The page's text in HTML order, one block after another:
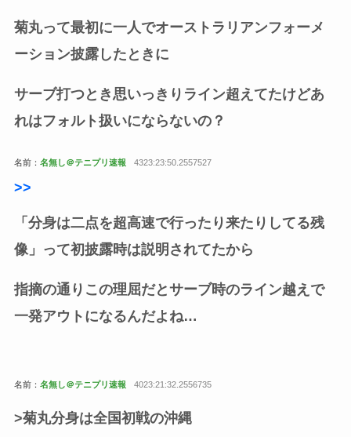
菊丸って最初に一人でオーストラリアンフォーメ
ーション披露したときに
サーブ打つとき思いっきりライン超えてたけどあ
れはフォルト扱いにならないの？
名前： 名無し＠テニプリ速報 4323:23:50.2557527
>>
「分身は二点を超高速で行ったり来たりしてる残
像」って初披露時は説明されてたから
指摘の通りこの理屈だとサーブ時のライン越えで
一発アウトになるんだよね…
名前： 名無し＠テニプリ速報 4023:21:32.2556735
>菊丸分身は全国初戦の沖縄